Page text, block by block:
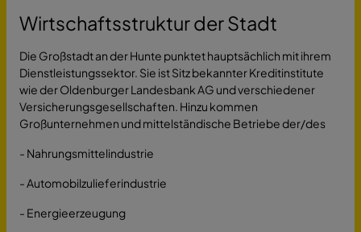
Wirtschaftsstruktur der Stadt
Die Großstadt an der Hunte punktet hauptsächlich mit ihrem
Dienstleistungssektor. Sie ist Sitz bekannter Kreditinstitute
wie der Oldenburger Landesbank AG und verschiedener
Versicherungsgesellschaften. Hinzu kommen
Großunternehmen und mittelständische Betriebe der/des
- Nahrungsmittelindustrie
- Automobilzulieferindustrie
- Energieerzeugung